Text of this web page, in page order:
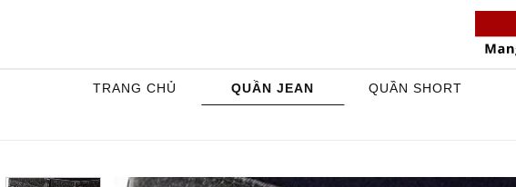
TRANG CHỦ QUẦN JEAN QUẦN SHORT